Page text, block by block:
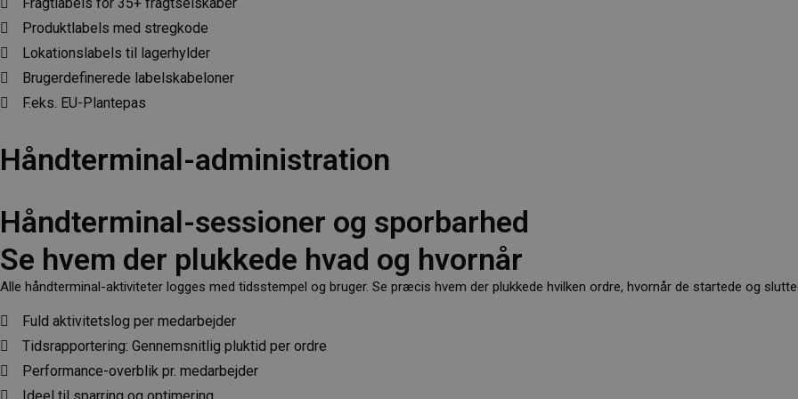
Produktlabels med stregkode
Lokationslabels til lagerhylder
Brugerdefinerede labelskabeloner
F.eks. EU-Plantepas
Håndterminal-administration
Håndterminal-sessioner og sporbarhed
Se hvem der plukkede hvad og hvornår
Alle håndterminal-aktiviteter logges med tidsstempel og bruger. Se præcis hvem der plukkede hvilken ordre, hvornår de startede og
Fuld aktivitetslog per medarbejder
Tidsrapportering: Gennemsnitlig pluktid per ordre
Performance-overblik pr. medarbejder